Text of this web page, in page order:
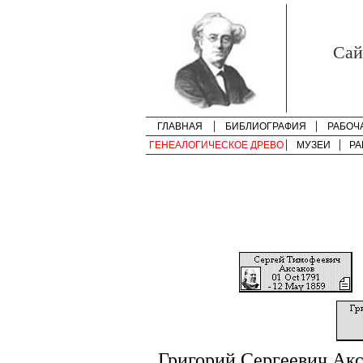
ГЛАВНАЯ БИБЛИОГРАФИЯ
ГЕНЕАЛОГИЧЕСКОЕ ДРЕВО
МУЗЕИ